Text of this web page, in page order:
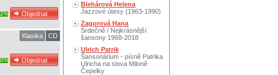
CD
Klasika
Blehárová Helena
Jazzové útesy (1963-1990)
Zagorová Hana
Srdečně / Nejkrásnější
šansony 1968-2018
Ulrich Patrik
Šansonárium - písně Patrika
Ulricha na slova Miloně
Čepelky